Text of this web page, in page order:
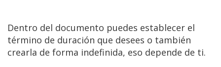
Dentro del documento puedes establecer el
término de duración que desees o también
crearla de forma indefinida, eso depende de ti.